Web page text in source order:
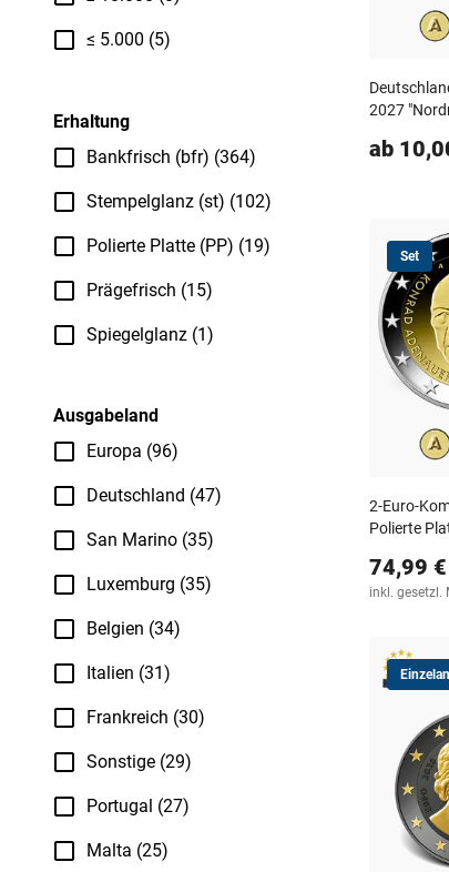
≤ 5.000 (5)
Erhaltung
Bankfrisch (bfr) (364)
Stempelglanz (st) (102)
Polierte Platte (PP) (19)
Prägefrisch (15)
Spiegelglanz (1)
Ausgabeland
Europa (96)
Deutschland (47)
San Marino (35)
Luxemburg (35)
Belgien (34)
Italien (31)
Frankreich (30)
Sonstige (29)
Portugal (27)
Malta (25)
2027
ab
Set
2-Euro-
Polierte
74,99 €
inkl. gesetzl.